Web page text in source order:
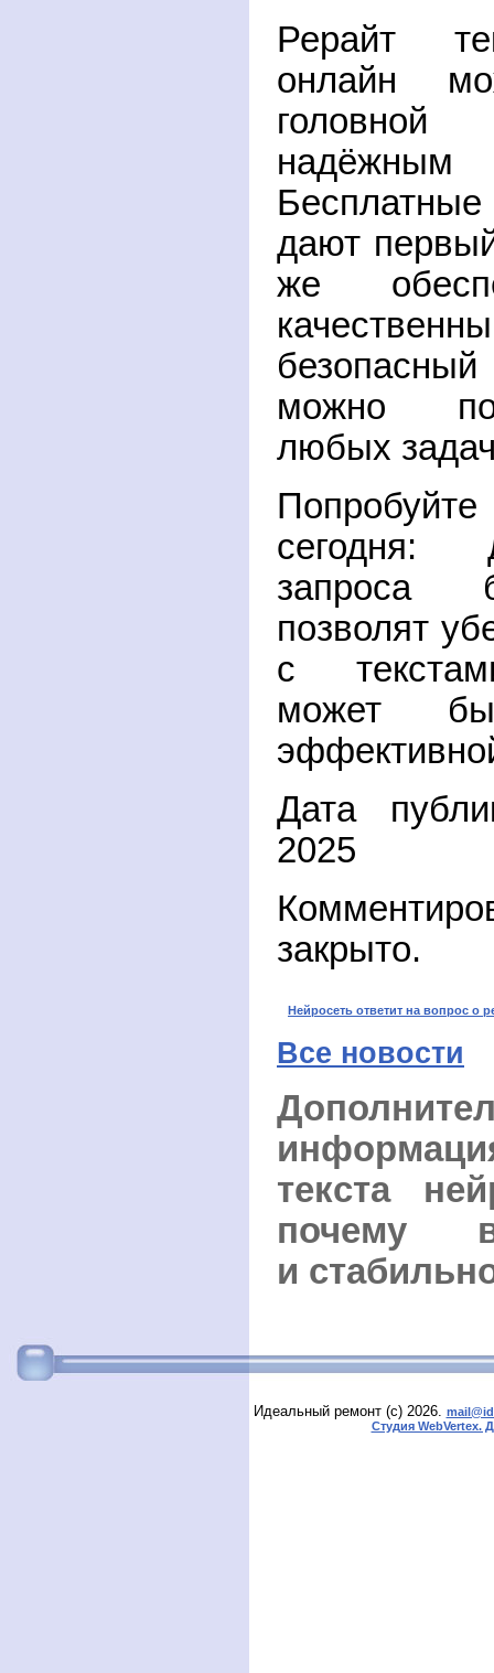
Рерайт
онлайн
дают
же
можно
любых
сегодня:
запроса
позволят
с
может
Дата
2025
закрыто.
Нейросеть ответит на вопрос о
Все новости
текста
почему
и
Идеальный ремонт (с) 2026.
Студия WebVertex.